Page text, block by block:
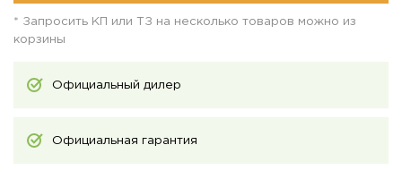
* Запросить КП или ТЗ на несколько товаров можно из
корзины
Официальный дилер
Официальная гарантия